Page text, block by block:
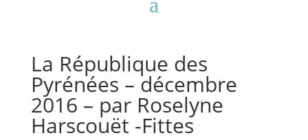
La République des
Pyrénées – décembre
2016 – par Roselyne
Harscouët -Fittes